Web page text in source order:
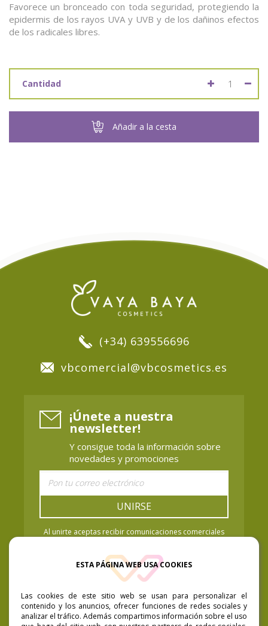
ESTA PÁGINA WEB USA COOKIES
Las cookies de este sitio web se usan para personalizar el
contenido y los anuncios, ofrecer funciones de redes sociales y
analizar el tráfico. Además compartimos información sobre el uso
Favorece un bronceado con toda seguridad, protegiendo la
epidermis de los rayos UVA y UVB y de los dañinos efectos
de los radicales libres.
Cantidad
Añadir a la cesta
(+34) 639556696
vbcomercial@vbcosmetics.es
¡Únete a nuestra
newsletter!
Y consigue toda la información sobre
novedades y promociones
UNIRSE
Al unirte aceptas recibir comunicaciones comerciales